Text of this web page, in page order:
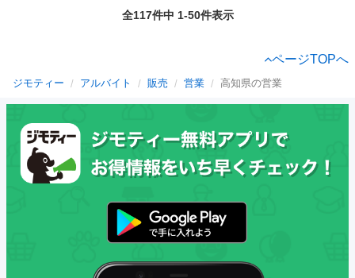
全117件中 1-50件表示
ページTOPへ
ジモティー アルバイト 販売 営業 高知県の営業